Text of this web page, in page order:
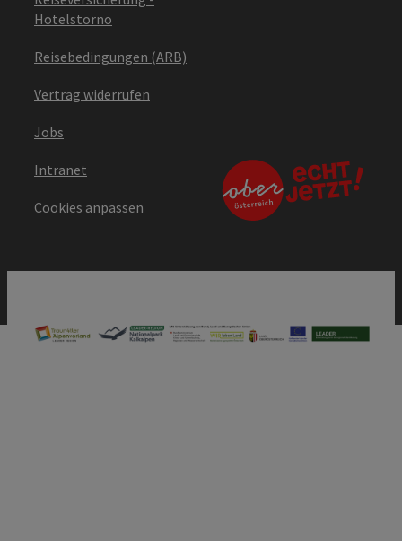
Hotelstorno
Reisebedingungen (ARB)
Vertrag widerrufen
Jobs
Intranet
Cookies anpassen